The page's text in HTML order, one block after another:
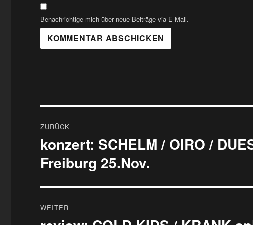
Benachrichtige mich über neue Beiträge via E-Mail.
ZURÜCK
Vorheriger
Beitrag:
konzert: SCHELM / OIRO /
Freiburg 25.Nov.
WEITER
Nächster